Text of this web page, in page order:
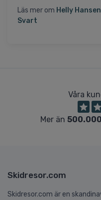
Läs mer om Helly
Svart
Våra
Mer än
Skidresor.com
Skidresor.com är en